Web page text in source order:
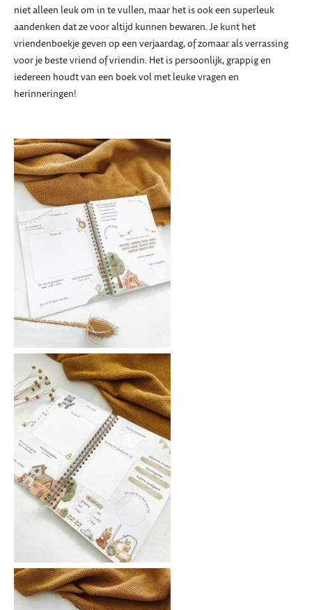
niet alleen leuk om in te vullen, maar het is ook een superleuk
aandenken dat ze voor altijd kunnen bewaren. Je kunt het
vriendenboekje geven op een verjaardag, of zomaar als verrassing
voor je beste vriend of vriendin. Het is persoonlijk, grappig en
iedereen houdt van een boek vol met leuke vragen en
herinneringen!